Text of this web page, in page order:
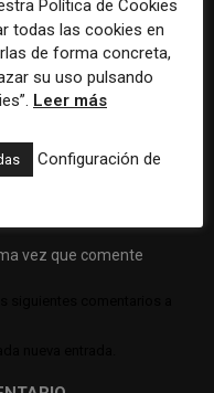
vez que comente
Política de Cookies
todas las cookies en
de forma concreta,
su uso pulsando
Leer más
Configuración de